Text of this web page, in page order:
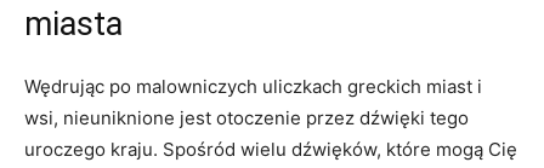
miasta
Wędrując po malowniczych uliczkach greckich⁢ miast i
wsi, nieuniknione jest ⁣otoczenie przez dźwięki ‍tego
uroczego kraju. Spośród wielu dźwięków, ‍które mogą Cię